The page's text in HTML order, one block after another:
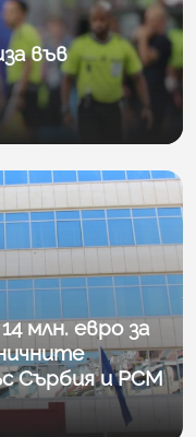
във
млн. евро за
Сърбия и РСМ